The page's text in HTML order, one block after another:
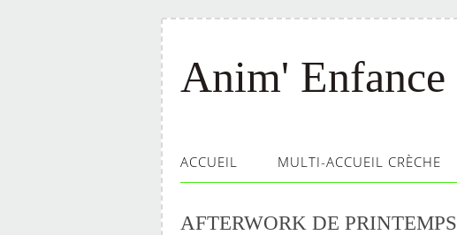
Anim' Enfance
ACCUEIL MULTI-ACCUEIL CRÈCHE
AFTERWORK DE PRINTEMPS